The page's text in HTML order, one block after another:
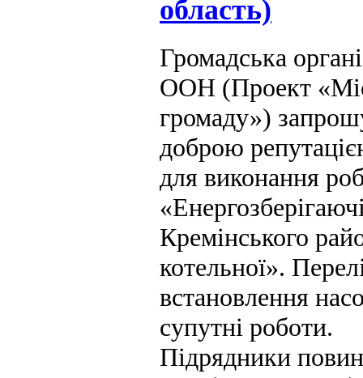
область)
Громадська
ООН (Проект
громаду»)
доброю
для виконання
Кремінського
котельної».
встановлення
супутні роботи.
Підрядники